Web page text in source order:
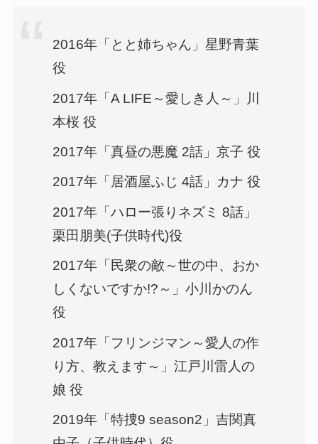
2016年「とと姉ちゃん」星野青葉
役
2017年「A LIFE～愛しき人～」川
本桜 役
2017年「真昼の悪魔 2話」京子 役
2017年「居酒屋ふじ 4話」カナ 役
2017年「ハロー張りネズミ 8話」
栗田朋美(子供時代)役
2017年「民衆の敵～世の中、おか
しくないですか!?～」小川かのん
役
2017年「フリンジマン～愛人の作
り方、教えます～」江戸川雷人の
娘 役
2019年「特捜9 season2」吉関真